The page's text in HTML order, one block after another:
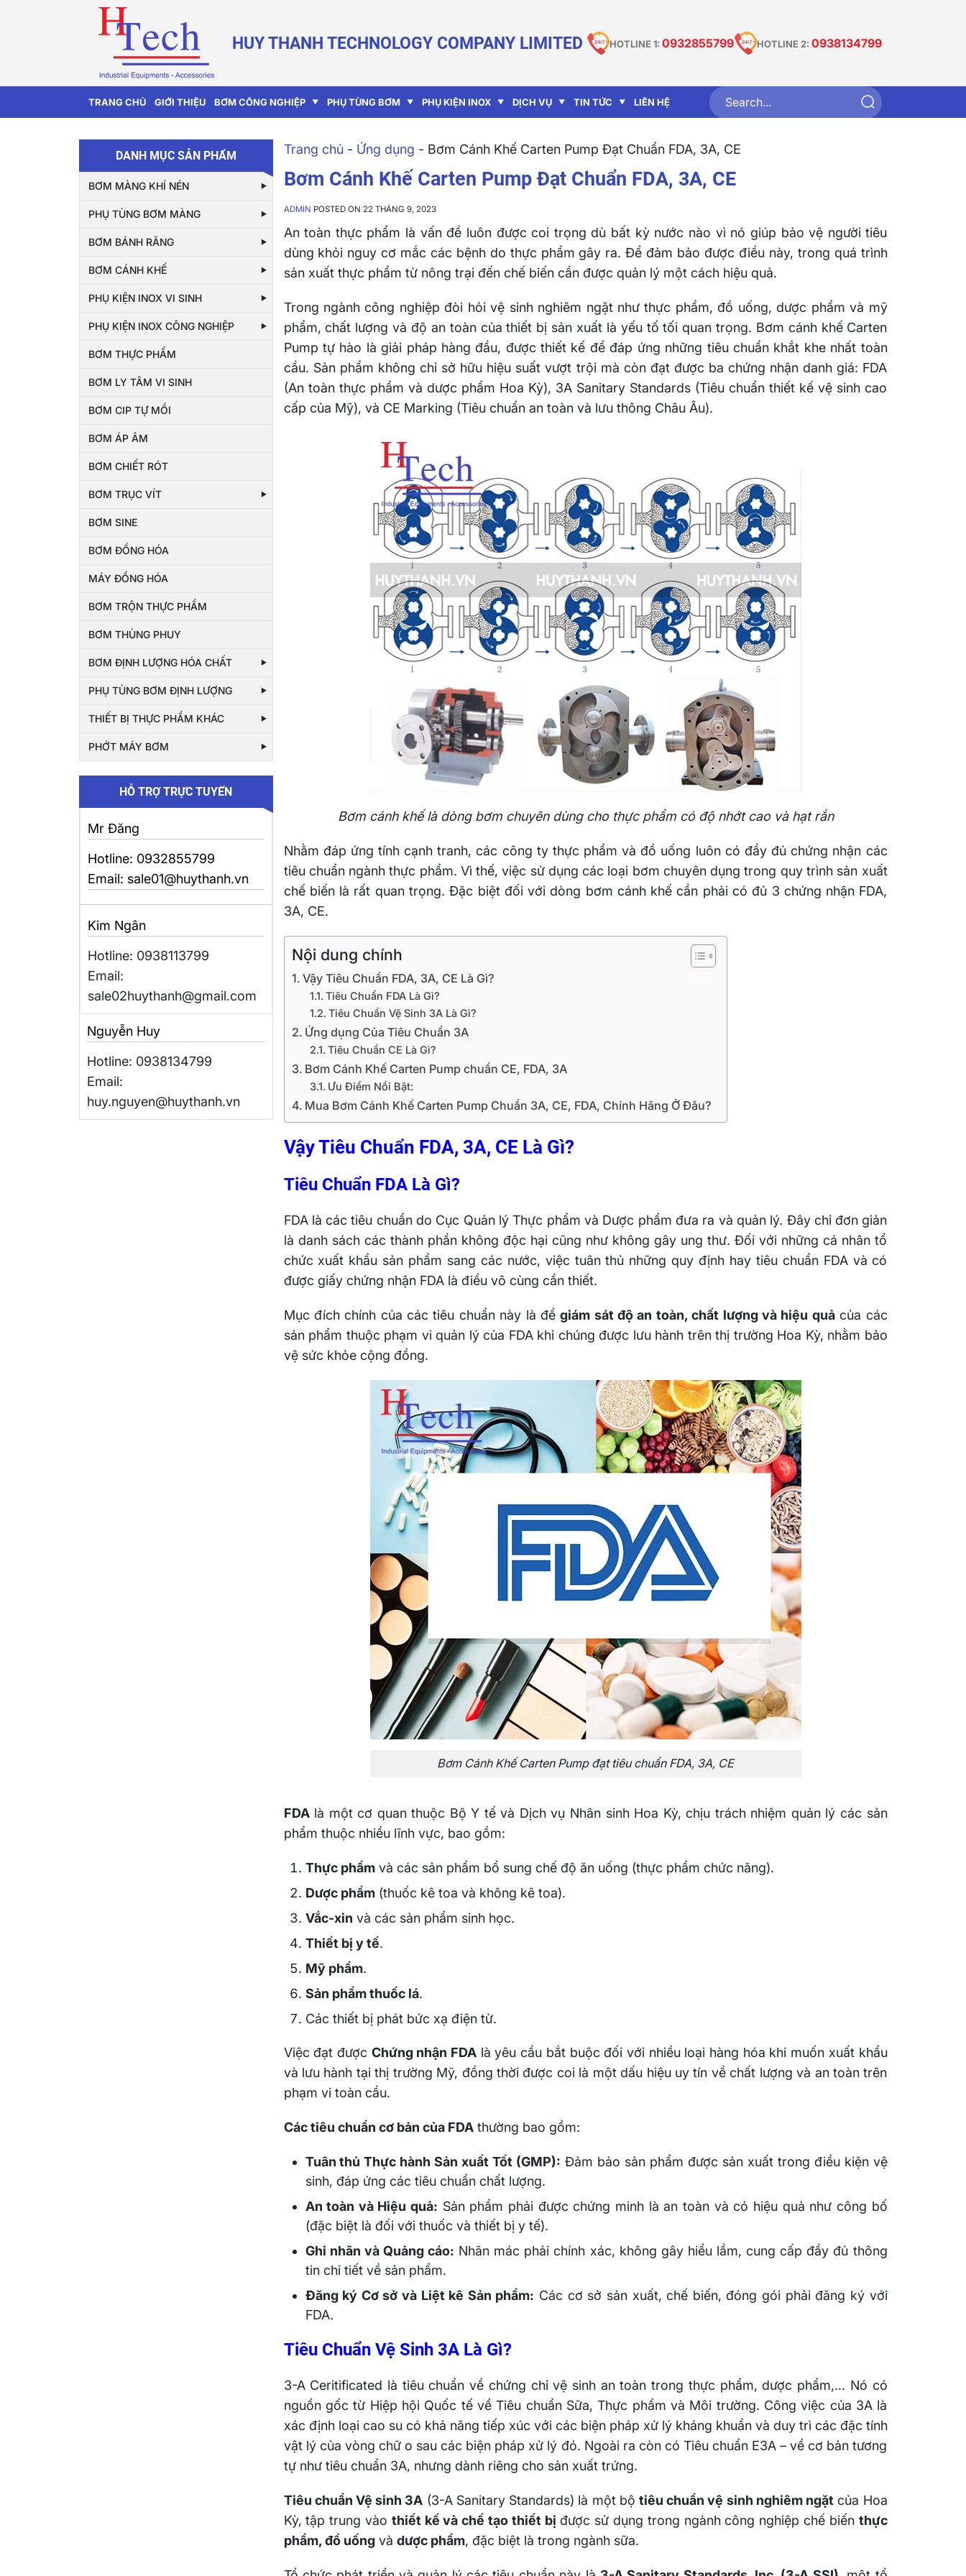
HUY THANH TECHNOLOGY COMPANY LIMITED HOTLINE 1: 0932855799 HOTLINE 2: 0938134799
TRANG CHỦ GIỚI THIỆU BƠM CÔNG NGHIỆP PHỤ TÙNG BƠM PHỤ KIỆN INOX DỊCH VỤ TIN TỨC LIÊN HỆ
DANH MỤC SẢN PHẨM
BƠM MÀNG KHÍ NÉN
PHỤ TÙNG BƠM MÀNG
BƠM BÁNH RĂNG
BƠM CÁNH KHẾ
PHỤ KIỆN INOX VI SINH
PHỤ KIỆN INOX CÔNG NGHIỆP
BƠM THỰC PHẨM
BƠM LY TÂM VI SINH
BƠM CIP TỰ MỒI
BƠM ÁP ÂM
BƠM CHIẾT RÓT
BƠM TRỤC VÍT
BƠM SINE
BƠM ĐỒNG HÓA
MÁY ĐỒNG HÓA
BƠM TRỘN THỰC PHẨM
BƠM THÙNG PHUY
BƠM ĐỊNH LƯỢNG HÓA CHẤT
PHỤ TÙNG BƠM ĐỊNH LƯỢNG
THIẾT BỊ THỰC PHẨM KHÁC
PHỚT MÁY BƠM
HỖ TRỢ TRỰC TUYẾN
Mr Đăng
Hotline: 0932855799
Email: sale01@huythanh.vn
Kim Ngân
Hotline: 0938113799
Email:
sale02huythanh@gmail.com
Nguyễn Huy
Hotline: 0938134799
Email:
huy.nguyen@huythanh.vn
Trang chủ- Ứng dụng - Bơm Cánh Khế Carten Pump Đạt Chuẩn FDA, 3A, CE
Bơm Cánh Khế Carten Pump Đạt Chuẩn FDA, 3A, CE
ADMIN POSTED ON 22 THÁNG 9, 2023
An toàn thực phẩm là vấn đề luôn được coi trọng dù bất kỳ nước nào vì nó giúp bảo vệ người tiêu
dùng khỏi nguy cơ mắc các bệnh do thực phẩm gây ra. Để đảm bảo được điều này, trong quá trình
sản xuất thực phẩm từ nông trại đến chế biến cần được quản lý một cách hiệu quả.
Trong ngành công nghiệp đòi hỏi vệ sinh nghiêm ngặt như thực phẩm, đồ uống, dược phẩm và mỹ
phẩm, chất lượng và độ an toàn của thiết bị sản xuất là yếu tố tối quan trọng. Bơm cánh khế Carten
Pump tự hào là giải pháp hàng đầu, được thiết kế để đáp ứng những tiêu chuẩn khắt khe nhất toàn
cầu. Sản phẩm không chỉ sở hữu hiệu suất vượt trội mà còn đạt được ba chứng nhận danh giá: FDA
(An toàn thực phẩm và dược phẩm Hoa Kỳ), 3A Sanitary Standards (Tiêu chuẩn thiết kế vệ sinh cao
cấp của Mỹ), và CE Marking (Tiêu chuẩn an toàn và lưu thông Châu Âu).
Bơm cánh khế là dòng bơm chuyên dùng cho thực phẩm có độ nhớt cao và hạt rắn
Nhằm đáp ứng tính cạnh tranh, các công ty thực phẩm và đồ uống luôn có đầy đủ chứng nhận các
tiêu chuẩn ngành thực phẩm. Vì thế, việc sử dụng các loại bơm chuyên dụng trong quy trình sản xuất
chế biến là rất quan trọng. Đặc biệt đối với dòng bơm cánh khế cần phải có đủ 3 chứng nhận FDA,
3A, CE.
Nội dung chính
Vậy Tiêu Chuẩn FDA, 3A, CE Là Gì?
Tiêu Chuẩn FDA Là Gì?
Tiêu Chuẩn Vệ Sinh 3A Là Gì?
Ứng dụng Của Tiêu Chuẩn 3A
Tiêu Chuẩn CE Là Gì?
Bơm Cánh Khế Carten Pump chuẩn CE, FDA, 3A
Ưu Điểm Nổi Bật:
Mua Bơm Cánh Khế Carten Pump Chuẩn 3A, CE, FDA, Chính Hãng Ở Đâu?
Vậy Tiêu Chuẩn FDA, 3A, CE Là Gì?
Tiêu Chuẩn FDA Là Gì?
FDA là các tiêu chuẩn do Cục Quản lý Thực phẩm và Dược phẩm đưa ra và quản lý. Đây chỉ đơn giản
là danh sách các thành phần không độc hại cũng như không gây ung thư. Đối với những cá nhân tổ
chức xuất khẩu sản phẩm sang các nước, việc tuân thủ những quy định hay tiêu chuẩn FDA và có
được giấy chứng nhận FDA là điều vô cùng cần thiết.
Mục đích chính của các tiêu chuẩn này là đểgiám sát độ an toàn, chất lượng và hiệu quảcủa các
sản phẩm thuộc phạm vi quản lý của FDA khi chúng được lưu hành trên thị trường Hoa Kỳ, nhằm bảo
vệ sức khỏe cộng đồng.
Bơm Cánh Khế Carten Pump đạt tiêu chuẩn FDA, 3A, CE
FDAlà một cơ quan thuộc Bộ Y tế và Dịch vụ Nhân sinh Hoa Kỳ, chịu trách nhiệm quản lý các sản
phẩm thuộc nhiều lĩnh vực, bao gồm:
Thực phẩmvà các sản phẩm bổ sung chế độ ăn uống (thực phẩm chức năng).
Dược phẩm(thuốc kê toa và không kê toa).
Vắc-xin và các sản phẩm sinh học.
Thiết bị y tế.
Mỹ phẩm.
Sản phẩm thuốc lá.
Các thiết bị phát bức xạ điện từ.
Việc đạt được Chứng nhận FDA là yêu cầu bắt buộc đối với nhiều loại hàng hóa khi muốn xuất khẩu
và lưu hành tại thị trường Mỹ, đồng thời được coi là một dấu hiệu uy tín về chất lượng và an toàn trên
phạm vi toàn cầu.
Các tiêu chuẩn cơ bản của FDAthường bao gồm:
Tuân thủ Thực hành Sản xuất Tốt (GMP): Đảm bảo sản phẩm được sản xuất trong điều kiện vệ
sinh, đáp ứng các tiêu chuẩn chất lượng.
An toàn và Hiệu quả: Sản phẩm phải được chứng minh là an toàn và có hiệu quả như công bố
(đặc biệt là đối với thuốc và thiết bị y tế).
Ghi nhãn và Quảng cáo: Nhãn mác phải chính xác, không gây hiểu lầm, cung cấp đầy đủ thông
tin chi tiết về sản phẩm.
Đăng ký Cơ sở và Liệt kê Sản phẩm: Các cơ sở sản xuất, chế biến, đóng gói phải đăng ký với
FDA.
Tiêu Chuẩn Vệ Sinh 3A Là Gì?
3-A Ceritificated là tiêu chuẩn về chứng chỉ vệ sinh an toàn trong thực phẩm, dược phẩm,… Nó có
nguồn gốc từ Hiệp hội Quốc tế về Tiêu chuẩn Sữa, Thực phẩm và Môi trường. Công việc của 3A là
xác định loại cao su có khả năng tiếp xúc với các biện pháp xử lý kháng khuẩn và duy trì các đặc tính
vật lý của vòng chữ o sau các biện pháp xử lý đó. Ngoài ra còn có Tiêu chuẩn E3A – về cơ bản tương
tự như tiêu chuẩn 3A, nhưng dành riêng cho sản xuất trứng.
Tiêu chuẩn Vệ sinh 3A (3-A Sanitary Standards) là một bộ tiêu chuẩn vệ sinh nghiêm ngặt của Hoa
Kỳ, tập trung vào thiết kế và chế tạo thiết bị được sử dụng trong ngành công nghiệp chế biến thực
phẩm, đồ uốngvà dược phẩm, đặc biệt là trong ngành sữa.